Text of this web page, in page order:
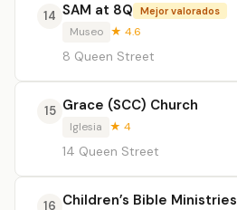
14 SAM at 8Q Mejor valorados
Museo ★ 4.6
8 Queen Street
15 Grace (SCC) Church
Iglesia ★ 4
14 Queen Street
16 Children’s Bible Ministries